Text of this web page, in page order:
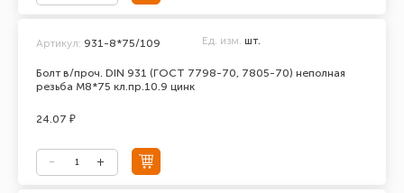
Болт в/проч. DIN 931 (ГОСТ 7798-70, 7805-70) неполная
резьба М8*75 кл.пр.10.9 цинк
Артикул: 931-8*75/109 Ед. изм. шт.
24.07 ₽